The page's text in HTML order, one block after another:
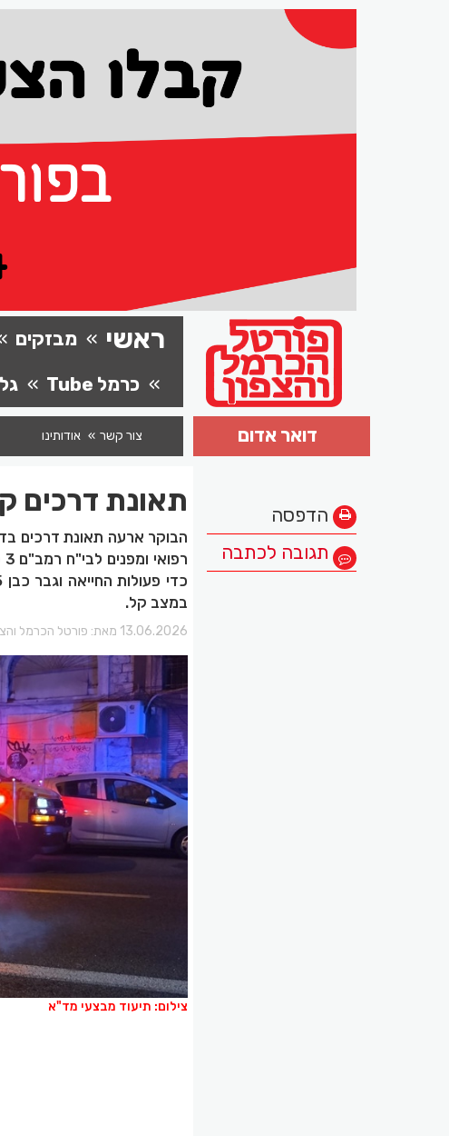
ראשי מבזקים
כרמל Tube
צור קשר אודותינו דואר אדום
הדפסה
תגובה לכתבה
תאונת דרכים
הבוקר ארעה תאונת דרכים
במצב קל.
13.06.2026 מאת: פורטל הכרמל
צילום: תיעוד מבצעי מד"א